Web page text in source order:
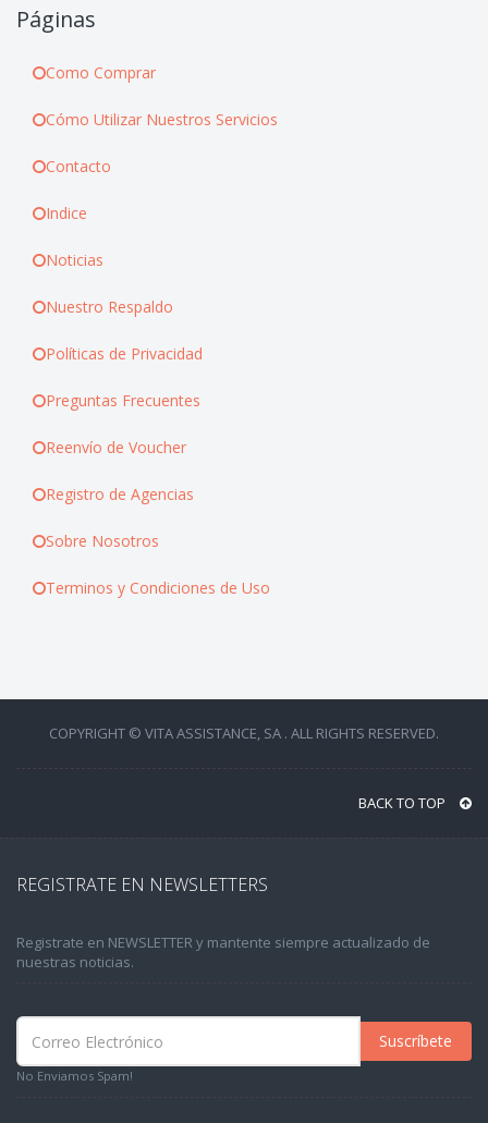
Páginas
Como Comprar
Cómo Utilizar Nuestros Servicios
Contacto
Indice
Noticias
Nuestro Respaldo
Políticas de Privacidad
Preguntas Frecuentes
Reenvío de Voucher
Registro de Agencias
Sobre Nosotros
Terminos y Condiciones de Uso
COPYRIGHT © VITA ASSISTANCE, SA . ALL RIGHTS RESERVED.
BACK TO TOP
REGISTRATE EN NEWSLETTERS
Registrate en NEWSLETTER y mantente siempre actualizado de
nuestras noticias.
Suscríbete
No Enviamos Spam!